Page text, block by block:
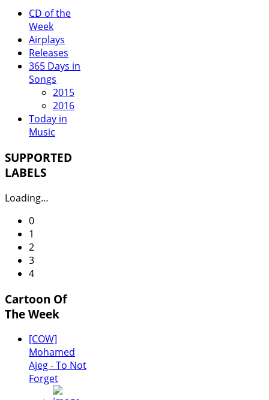
CD of the
Week
Airplays
Releases
365 Days in
Songs
2015
2016
Today in
Music
SUPPORTED
LABELS
Loading…
0
1
2
3
4
Cartoon Of
The Week
[COW]
Mohamed
Ajeg - To Not
Forget